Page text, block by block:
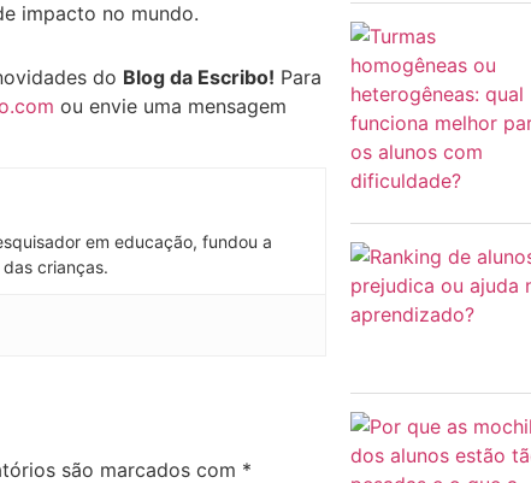
impacto no mundo.
do Blog da Escribo! Para
ou envie uma mensagem
em educação, fundou a
crianças.
são marcados com *